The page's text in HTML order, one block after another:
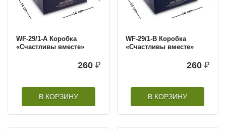
WF-29/1-A Коробка
«Счастливы вместе»
260 ₽
В КОРЗИНУ
WF-29/1-B Коробка
«Счастливы вместе»
260 ₽
В КОРЗИНУ